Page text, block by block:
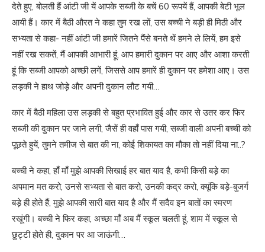
देते हुए, बोलती हैं आंटी जी यें आपके सब्जी के बचें 60 रूपयें हैं, आपकी बेटी भूल
आयी हैं। कार में बैठी औरत ने कहा तुम रख लों, उस बच्ची ने बड़ी ही मिठी और
सभ्यता से कहा- नहीं आंटी जी हमारें जितने पैंसे बनते थें हमने ले लियें, हम इसे
नहीं रख सकतें, मैं आपकी आभारी हूं, आप हमारी दुकान पर आए और आशा करती
हूं कि सब्जी आपको अच्छी लगें, जिससे आप हमारें ही दुकान पर हमेशा आए। उस
लड़की ने हाथ जोड़े और अपनी दुकान लौट गयी…
कार में बैठी महिला उस लड़की से बहुत प्रभावित हुई और कार से उतर कर फिर
सब्जी की दुकान पर जाने लगी, जैसें ही वहाँ पास गयी, सब्जी वाली अपनी बच्ची को
पूछते हुयें, तुमने तमीज से बात की ना, कोई शिकायत का मौका तो नहीं दिया ना..?
बच्ची ने कहा, हाँ माँ मुझे आपकी सिखाई हर बात याद है, कभी किसी बड़े का
अपमान मत करो, उनसे सभ्यता से बात करो, उनकी कद्र करो, क्यूंकि बड़े-बुजर्ग
बड़े ही होते हैं, मुझे आपकी सारी बात याद है और मैं सदैव इन बातों का स्मरण
रखूंगी। बच्ची ने फिर कहा, अच्छा माँ अब मैं स्कूल चलती हूं, शाम में स्कूल से
छुट्टी होते ही, दुकान पर आ जाऊंगी…